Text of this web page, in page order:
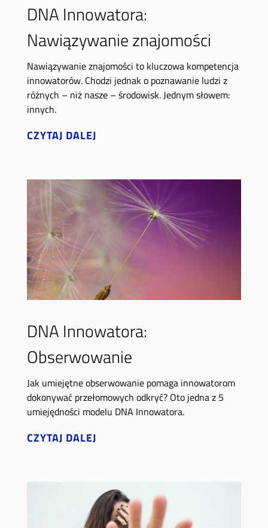
DNA Innowatora:
Nawiązywanie znajomości
Nawiązywanie znajomości to kluczowa kompetencja
innowatorów. Chodzi jednak o poznawanie ludzi z
różnych – niż nasze – środowisk. Jednym słowem:
innych.
CZYTAJ DALEJ
DNA Innowatora:
Obserwowanie
Jak umiejętne obserwowanie pomaga innowatorom
dokonywać przełomowych odkryć? Oto jedna z 5
umiejędności modelu DNA Innowatora.
CZYTAJ DALEJ